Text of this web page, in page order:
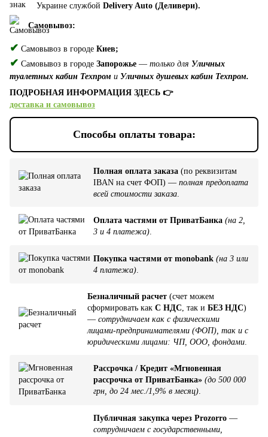
Украине службой Delivery Auto (Деливери).
Самовывоз:
✔ Самовывоз в городе Киев;
✔ Самовывоз в городе Запорожье — только для Уличных
туалетных кабин Техпром и Уличных душевых кабин Техпром.
ПОДРОБНАЯ ИНФОРМАЦИЯ ЗДЕСЬ 👉
доставка и самовывоз
Способы оплаты товара:
Полная оплата заказа (по реквизитам
IBAN на счет ФОП) — полная предоплата
всей стоимости заказа
Оплата частями от ПриватБанка (на 2,
3 и 4 платежа)
Покупка частями от monobank (на 3 или
4 платежа)
Безналичный расчет (счет можем
сформировать как С НДС , так и БЕЗ НДС)
— сотрудничаем как с физическими
лицами-предпринимателями (ФОП), так и с
юридическими лицами: ЧП, ООО, фондами
Рассрочка / Кредит «Мгновенная
рассрочка от ПриватБанка» (до 500 000
грн, до 24 мес./1,9% в месяц).
Публичная закупка через Prozorro —
сотрудничаем с государственными,